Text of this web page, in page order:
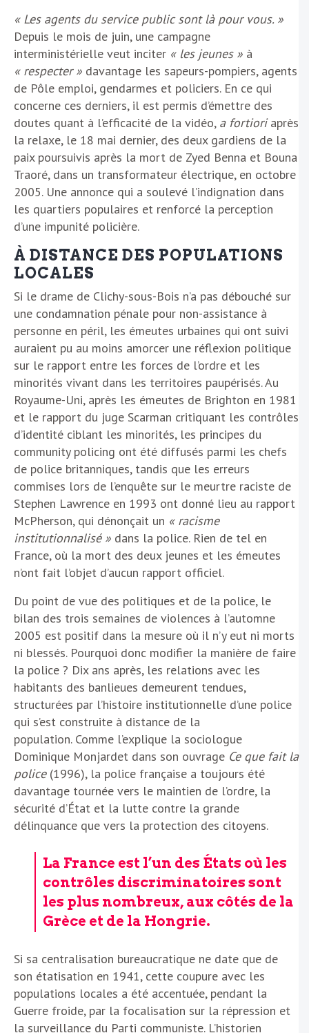
« Les agents du service public sont là pour vous. »
Depuis le mois de juin, une campagne
interministérielle veut inciter « les jeunes » à
« respecter » davantage les sapeurs-pompiers, agents
de Pôle emploi, gendarmes et policiers. En ce qui
concerne ces derniers, il est permis d’émettre des
doutes quant à l’efficacité de la vidéo, a fortioriaprès
la relaxe, le 18 mai dernier, des deux gardiens de la
paix poursuivis après la mort de Zyed Benna et Bouna
Traoré, dans un transformateur électrique, en octobre
2005. Une annonce qui a soulevé l’indignation dans
les quartiers populaires et renforcé la perception
d’une impunité policière.
À DISTANCE DES POPULATIONS
LOCALES
Si le drame de Clichy-sous-Bois n’a pas débouché sur
une condamnation pénale pour non-assistance à
personne en péril, les émeutes urbaines qui ont suivi
auraient pu au moins amorcer une réflexion politique
sur le rapport entre les forces de l’ordre et les
minorités vivant dans les territoires paupérisés. Au
Royaume-Uni, après les émeutes de Brighton en 1981
et le rapport du juge Scarman critiquant les contrôles
d’identité ciblant les minorités, les principes du
community policing ont été diffusés parmi les chefs
de police britanniques, tandis que les erreurs
commises lors de l’enquête sur le meurtre raciste de
Stephen Lawrence en 1993 ont donné lieu au rapport
McPherson, qui dénonçait un « racisme
institutionnalisé » dans la police. Rien de tel en
France, où la mort des deux jeunes et les émeutes
n’ont fait l’objet d’aucun rapport officiel.
Du point de vue des politiques et de la police, le
bilan des trois semaines de violences à l’automne
2005 est positif dans la mesure où il n’y eut ni morts
ni blessés. Pourquoi donc modifier la manière de faire
la police ? Dix ans après, les relations avec les
habitants des banlieues demeurent tendues,
structurées par l’histoire institutionnelle d’une police
qui s’est construite à distance de la
population. Comme l’explique la sociologue
Dominique Monjardet dans son ouvrage Ce que fait la
police(1996), la police française a toujours été
davantage tournée vers le maintien de l’ordre, la
sécurité d’État et la lutte contre la grande
délinquance que vers la protection des citoyens.
La France est l’un des États où les
contrôles discriminatoires sont
les plus nombreux, aux côtés de la
Grèce et de la Hongrie.
Si sa centralisation bureaucratique ne date que de
son étatisation en 1941, cette coupure avec les
populations locales a été accentuée, pendant la
Guerre froide, par la focalisation sur la répression et
la surveillance du Parti communiste. L’historien